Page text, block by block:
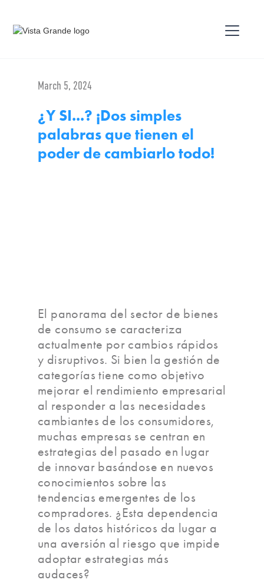
March 5, 2024
¿Y SI...? ¡Dos simples
palabras que tienen el
poder de cambiarlo todo!
El panorama del sector de bienes
de consumo se caracteriza
actualmente por cambios rápidos
y disruptivos. Si bien la gestión de
categorías tiene como objetivo
mejorar el rendimiento empresarial
al responder a las necesidades
cambiantes de los consumidores,
muchas empresas se centran en
estrategias del pasado en lugar
de innovar basándose en nuevos
conocimientos sobre las
tendencias emergentes de los
compradores. ¿Esta dependencia
de los datos históricos da lugar a
una aversión al riesgo que impide
adoptar estrategias más
audaces?